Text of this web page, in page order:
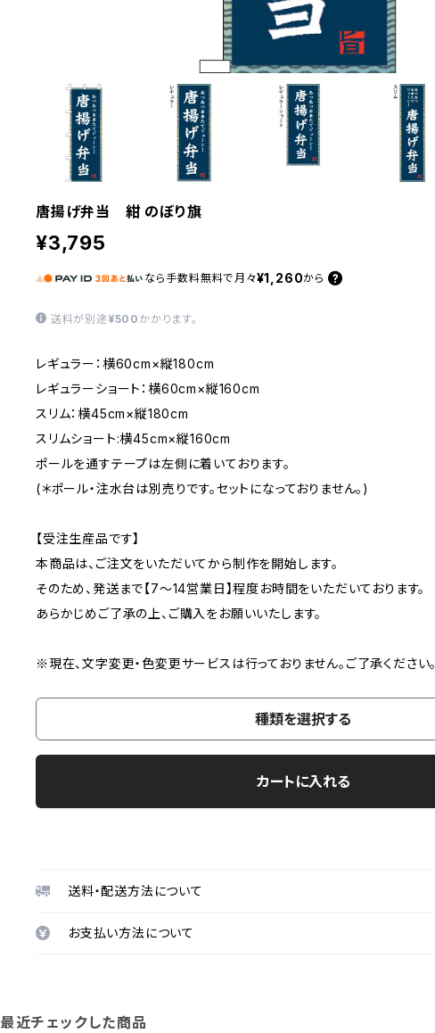
唐揚げ弁当 紺 のぼり旗
¥3,795
なら 手数料無料で 月々¥1,260から
送料が別途 ¥500 かかります。
レギュラー：横60cm×縦180cm
レギュラーショート：横60cm×縦160cm
スリム：横45cm×縦180cm
スリムショート:横45cm×縦160cm
ポールを通すテープは左側に着いております。
(＊ポール・注水台は別売りです。セットになっておりません。)
【受注生産品です】
本商品は、ご注文をいただいてから制作を開始します。
そのため、発送まで【7〜14営業日】程度お時間をいただいております。
あらかじめご了承の上、ご購入をお願いいたします。
※現在、文字変更・色変更サービスは行っておりません。ご了承ください。
種類を選択する
カートに入れる
送料・配送方法について
お支払い方法について
最近チェックした商品